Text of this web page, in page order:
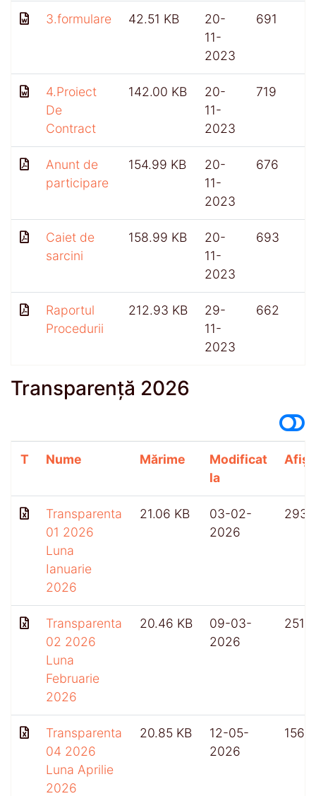
3.formulare 42.51 KB
20-
11-
2023
691
4.Proiect
De
Contract
142.00 KB
20-
11-
2023
719
Anunt de
participare
154.99 KB
20-
11-
2023
676
Caiet de
sarcini
158.99 KB
20-
11-
2023
693
Raportul
Procedurii
212.93 KB
29-
11-
2023
662
Transparență 2026
T Nume Mărime
Modificat
la
Transparenta
01 2026
Luna
Ianuarie
2026
21.06 KB
03-02-
2026
293
Transparenta
02 2026
Luna
Februarie
2026
20.46 KB
09-03-
2026
251
Transparenta
04 2026
Luna Aprilie
2026
20.85 KB
12-05-
2026
156